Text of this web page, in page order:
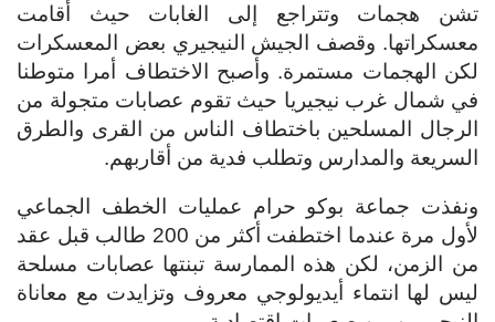
تشن هجمات وتتراجع إلى الغابات حيث أقامت
معسكراتها. وقصف الجيش النيجيري بعض المعسكرات
لكن الهجمات مستمرة. وأصبح الاختطاف أمرا متوطنا
في شمال غرب نيجيريا حيث تقوم عصابات متجولة من
الرجال المسلحين باختطاف الناس من القرى والطرق
السريعة والمدارس وتطلب فدية من أقاربهم.
ونفذت جماعة بوكو حرام عمليات الخطف الجماعي
لأول مرة عندما اختطفت أكثر من 200 طالب قبل عقد
من الزمن، لكن هذه الممارسة تبنتها عصابات مسلحة
ليس لها انتماء أيديولوجي معروف وتزايدت مع معاناة